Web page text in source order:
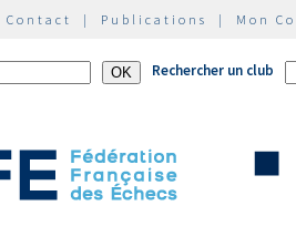
Contact | Publications | Mon
Rechercher un club